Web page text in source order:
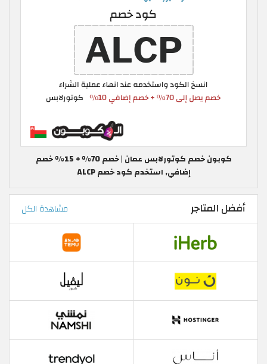
كوبون خصم كوتورلابس عمان | خصم 70% + 15% خصم
إضافي, استخدم كود خصم ALCP
أفضل المتاجر مشاهدة الكل